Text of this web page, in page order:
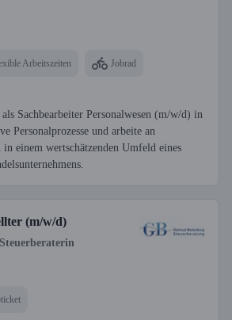
Arbeitszeiten Jobrad
Sachbearbeiter Personalwesen (m/w/d) in
Personalprozesse und arbeite an
in einem wertschätzenden Umfeld eines
(m/w/d)